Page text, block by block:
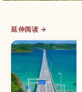
延伸阅读 →